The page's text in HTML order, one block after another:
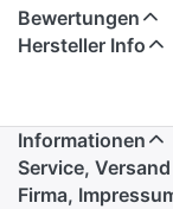
Bewertungen
Hersteller Info
Informationen
Service,
Firma,